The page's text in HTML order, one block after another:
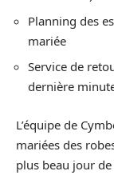
Planning des
mariée
Service de
dernière
L’équipe de
mariées des
plus beau jour